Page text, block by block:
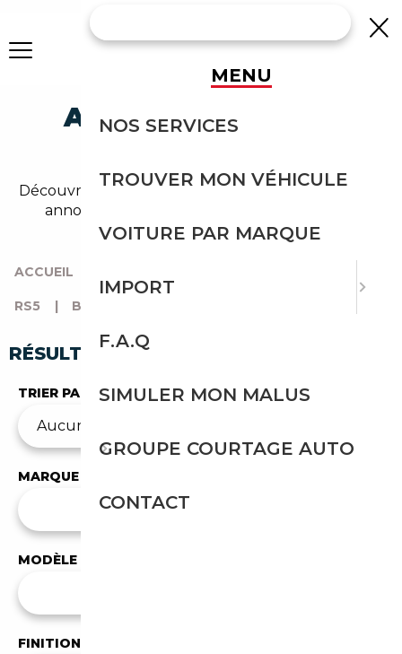
AUDI RS5 BERLINE
Découvrez un large choix de audi berline dans nos
annonces de rs5. Un import sans effort avec
Courtage Auto.
ACCUEIL
RS5 | BERLINE
RÉSULTATS DE VOTRE RECHERCHE
TRIER PAR
MARQUE
Audi
MODÈLE
FINITION
MENU
NOS SERVICES
TROUVER MON VÉHICULE
VOITURE PAR MARQUE
IMPORT
F.A.Q
SIMULER MON MALUS
GROUPE COURTAGE AUTO
CONTACT